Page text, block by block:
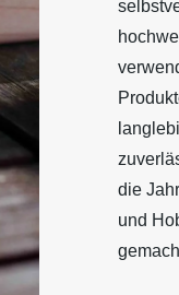
die
und